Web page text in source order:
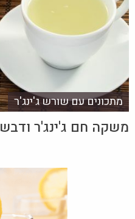
מתכונים עם שורש ג'ינג'ר
משקה חם ג'ינג'ר ודבש